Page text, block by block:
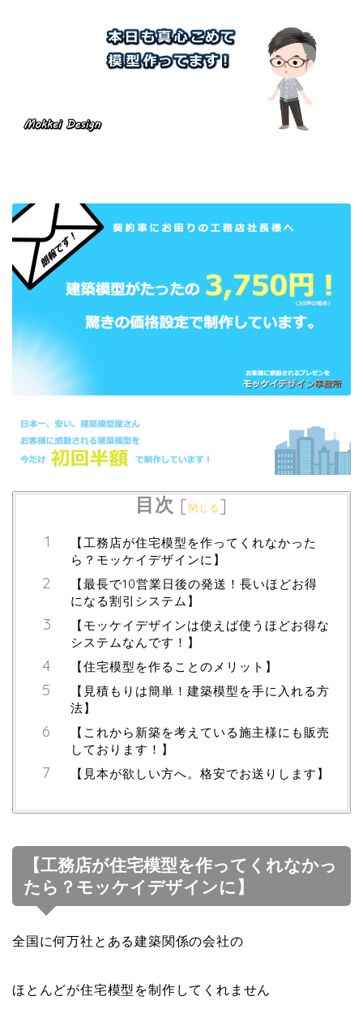
目次 [閉じる ]
【工務店が住宅模型を作ってくれなかった
ら？モッケイデザインに】
【最長で10営業日後の発送！長いほどお得
になる割引システム】
【モッケイデザインは使えば使うほどお得な
システムなんです！】
【住宅模型を作ることのメリット】
【見積もりは簡単！建築模型を手に入れる方
法】
【これから新築を考えている施主様にも販売
しております！】
【見本が欲しい方へ。格安でお送りします】
【工務店が住宅模型を作ってくれなかっ
たら？モッケイデザインに】
全国に何万社とある建築関係の会社の
ほとんどが住宅模型を制作してくれません